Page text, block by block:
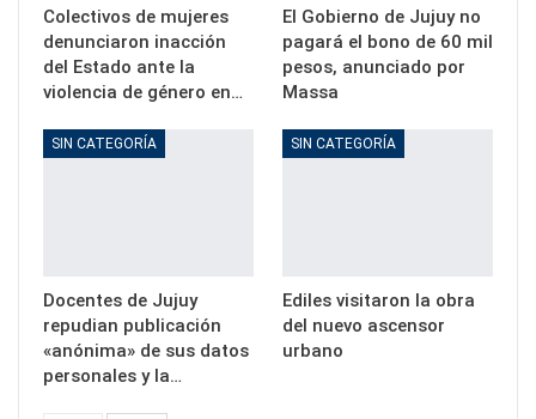
Colectivos de mujeres
denunciaron inacción
del Estado ante la
violencia de género en…
El Gobierno de Jujuy no
pagará el bono de 60 mil
pesos, anunciado por
Massa
SIN CATEGORÍA
Docentes de Jujuy
repudian publicación
«anónima» de sus datos
personales y la…
SIN CATEGORÍA
Ediles visitaron la obra
del nuevo ascensor
urbano